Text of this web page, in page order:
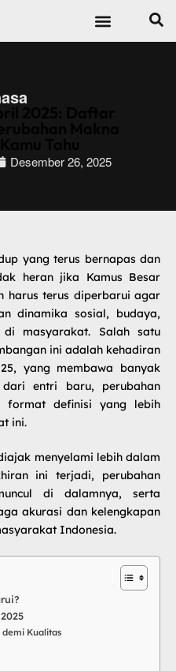
Desember 26, 2025
yang terus bernapas dan
heran jika Kamus Besar
harus terus diperbarui agar
dinamika sosial, budaya,
masyarakat. Salah satu
ini adalah kehadiran
yang membawa banyak
entri baru, perubahan
format definisi yang lebih
ini.
menyelami lebih dalam
ini terjadi, perubahan
di dalamnya, serta
akurasi dan kelengkapan
Indonesia.
Kualitas